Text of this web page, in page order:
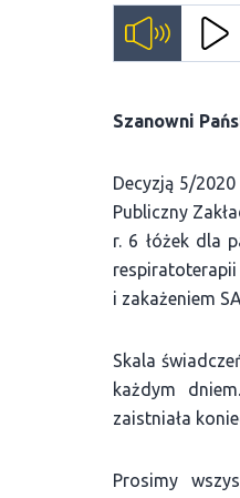
Szanowni
Decyzją 5/
Publiczny
r. 6 łóżek dla
respiratoterapii
i zakażeniem
Skala
każdym
zaistniała
Prosimy